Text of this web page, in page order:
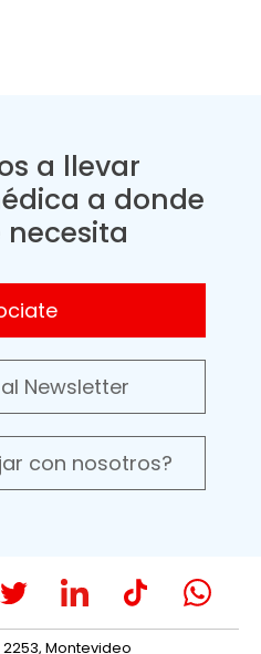
a llevar
a donde
necesita
Newsletter
con nosotros?
Montevideo